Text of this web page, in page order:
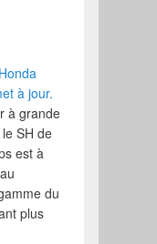
à jour.
à grande
SH de
est à
du
plus